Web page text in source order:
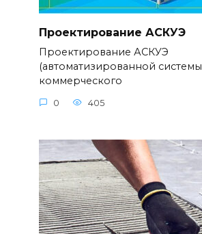
Проектирование АСКУЭ
Проектирование АСКУЭ
(автоматизированной системы
коммерческого
0 405